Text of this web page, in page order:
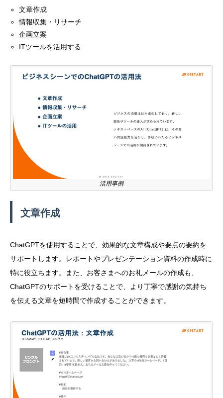
文章作成
情報収集・リサーチ
企画立案
ITツールを活用する
活用事例
文章作成
ChatGPTを使用することで、効果的な文章構成や要点の要約を
サポートします。レポートやプレゼンテーション資料の作成時に
特に役立ちます。また、お客さまへのお礼メールの作成も、
ChatGPTのサポートを受けることで、より丁寧で感謝の気持ち
を伝える文章を短時間で作成することができます。